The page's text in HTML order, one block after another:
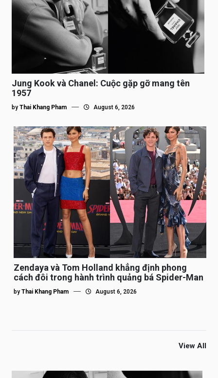
Jung Kook và Chanel: Cuộc gặp gỡ mang tên
1957
by Thai Khang Pham August 6, 2026
Zendaya và Tom Holland khẳng định phong
cách đôi trong hành trình quảng bá Spider-Man
by Thai Khang Pham August 6, 2026
View All